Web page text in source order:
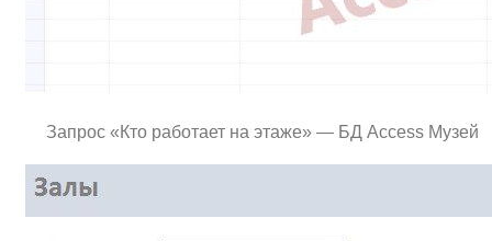
Запрос «Кто работает на этаже» — БД Access Музей